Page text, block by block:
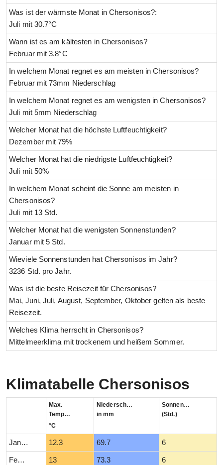
Was ist der wärmste Monat in Chersonisos?:
Juli mit 30.7°C
Wann ist es am kältesten in Chersonisos?
Februar mit 3.8°C
In welchem Monat regnet es am meisten in Chersonisos?
Februar mit 73mm Niederschlag
In welchem Monat regnet es am wenigsten in Chersonisos?
Juli mit 5mm Niederschlag
Welcher Monat hat die höchste Luftfeuchtigkeit?
Dezember mit 79%
Welcher Monat hat die niedrigste Luftfeuchtigkeit?
Juli mit 50%
In welchem Monat scheint die Sonne am meisten in
Chersonisos?
Juli mit 13 Std.
Welcher Monat hat die wenigsten Sonnenstunden?
Januar mit 5 Std.
Wieviele Sonnenstunden hat Chersonisos im Jahr?
3236 Std. pro Jahr.
Was ist die beste Reisezeit für Chersonisos?
Mai, Juni, Juli, August, September, Oktober gelten als beste
Reisezeit.
Welches Klima herrscht in Chersonisos?
Mittelmeerklima mit trockenem und heißem Sommer.
Klimatabelle Chersonisos
Max.
Temperatur
°C
Niederschlag
in mm
Sonnenstunden
(Std.)
Januar 12.3 69.7 6
Februar 13 73.3 6